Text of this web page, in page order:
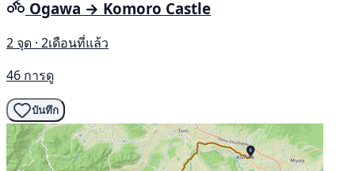
Ogawa → Komoro Castle
2 จุด · 2เดือนที่แล้ว
46 การดู
บันทึก